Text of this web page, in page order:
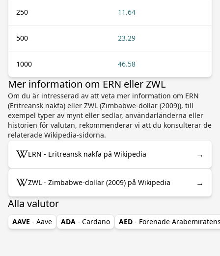
250 11.64
500 23.29
1000 46.58
Mer information om ERN eller ZWL
Om du är intresserad av att veta mer information om ERN
(Eritreansk nakfa) eller ZWL (Zimbabwe-dollar (2009)), till
exempel typer av mynt eller sedlar, användarländerna eller
historien för valutan, rekommenderar vi att du konsulterar de
relaterade Wikipedia-sidorna.
ERN - Eritreansk nakfa på Wikipedia →
ZWL - Zimbabwe-dollar (2009) på Wikipedia →
Alla valutor
AAVE - Aave ADA - Cardano AED - Förenade